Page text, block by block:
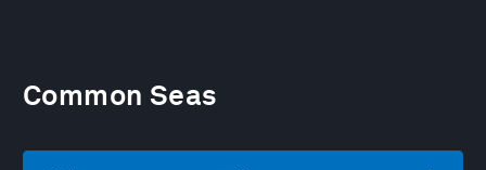
Common Seas